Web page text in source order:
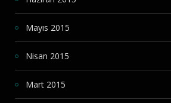
Mayıs 2015
Nisan 2015
Mart 2015